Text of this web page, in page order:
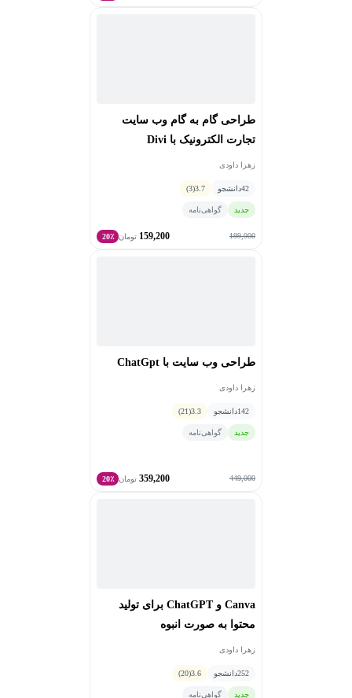
طراحی گام به گام وب سایت
تجارت الکترونیک با Divi
زهرا داودی
42دانشجو 3.7
(3)
جدید گواهی‌نامه
199,000
159,200 تومان 20٪
طراحی وب سایت با ChatGpt
زهرا داودی
142دانشجو 3.3
(21)
جدید گواهی‌نامه
449,000
359,200 تومان 20٪
Canva و ChatGPT برای تولید
محتوا به صورت انبوه
زهرا داودی
252دانشجو 3.6
(20)
جدید گواهی‌نامه